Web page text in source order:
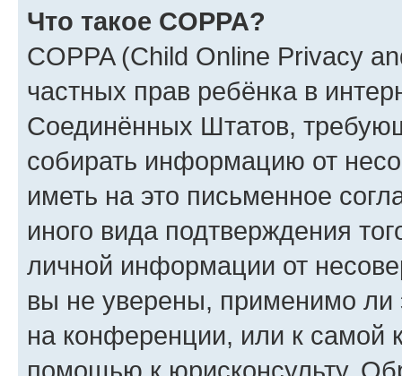
Что такое COPPA?
COPPA (Child Online Privacy
частных прав ребёнка в
Соединённых Штатов,
собирать информацию от
иметь на это письменное
иного вида подтверждения
личной информации от
вы не уверены, применимо ли
на конференции, или к самой